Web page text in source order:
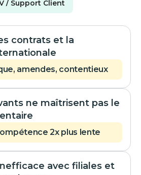
/ Support Client
contrats et la
amendes, contentieux
ne maîtrisent pas le
2x plus lente
avec filiales et